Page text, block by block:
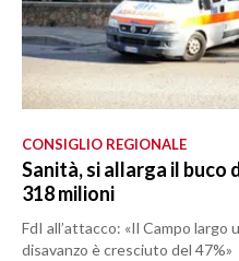
CONSIGLIO REGIONALE
Sanità, si allarga il buco
318 milioni
FdI all’attacco: «Il Campo largo
disavanzo è cresciuto del 47%»